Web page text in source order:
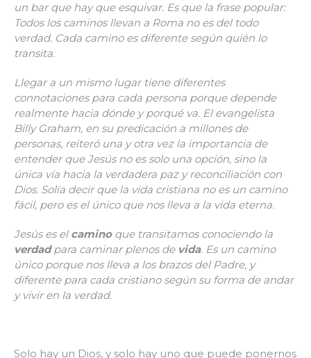
un bar que hay que esquivar. Es que la frase popular:
Todos los caminos llevan a Roma no es del todo
verdad. Cada camino es diferente según quién lo
transita.
Llegar a un mismo lugar tiene diferentes
connotaciones para cada persona porque depende
realmente hacia dónde y porqué va. El evangelista
Billy Graham, en su predicación a millones de
personas, reiteró una y otra vez la importancia de
entender que Jesús no es solo una opción, sino la
única vía hacia la verdadera paz y reconciliación con
Dios. Solía decir que la vida cristiana no es un camino
fácil, pero es el único que nos lleva a la vida eterna.
Jesús es el camino que transitamos conociendo la
verdadpara caminar plenos de vida. Es un camino
único porque nos lleva a los brazos del Padre, y
diferente para cada cristiano según su forma de andar
y vivir en la verdad.
Solo hay un Dios, y solo hay uno que puede ponernos